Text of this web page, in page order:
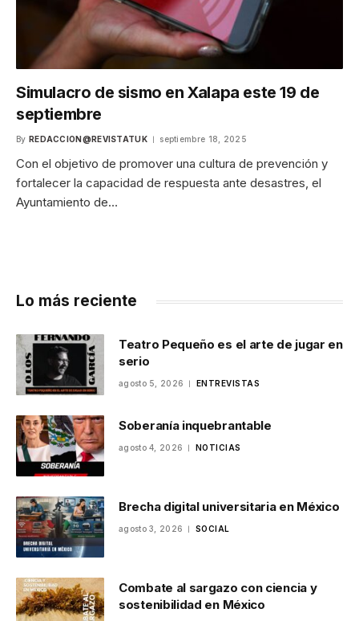
Simulacro de sismo en Xalapa este 19 de
septiembre
By REDACCION@REVISTATUK septiembre 18, 2025
Con el objetivo de promover una cultura de prevención y
fortalecer la capacidad de respuesta ante desastres, el
Ayuntamiento de…
Lo más reciente
Teatro Pequeño es el arte de jugar en
serio
agosto 5, 2026 ENTREVISTAS
Soberanía inquebrantable
agosto 4, 2026 NOTICIAS
Brecha digital universitaria en México
agosto 3, 2026 SOCIAL
Combate al sargazo con ciencia y
sostenibilidad en México